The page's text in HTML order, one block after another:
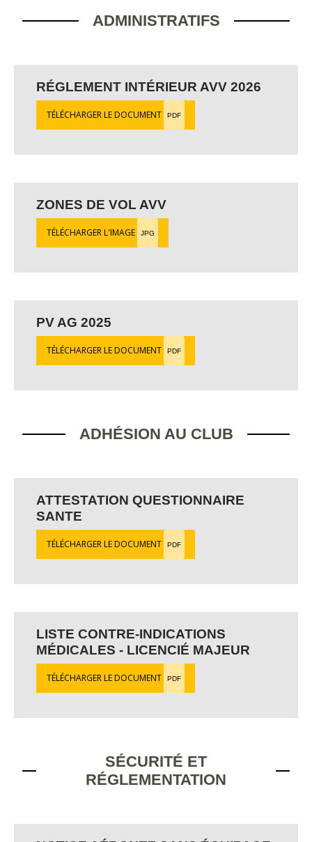
ADMINISTRATIFS
RÉGLEMENT INTÉRIEUR AVV 2026
TÉLÉCHARGER LE DOCUMENT PDF
ZONES DE VOL AVV
TÉLÉCHARGER L'IMAGE JPG
PV AG 2025
TÉLÉCHARGER LE DOCUMENT PDF
ADHÉSION AU CLUB
ATTESTATION QUESTIONNAIRE
SANTE
TÉLÉCHARGER LE DOCUMENT PDF
LISTE CONTRE-INDICATIONS
MÉDICALES - LICENCIÉ MAJEUR
TÉLÉCHARGER LE DOCUMENT PDF
SÉCURITÉ ET
RÉGLEMENTATION